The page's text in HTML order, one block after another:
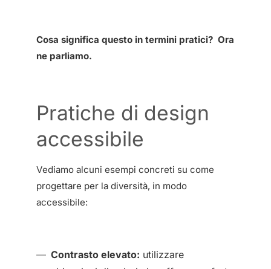
Cosa significa questo in termini pratici? Ora
ne parliamo.
Pratiche di design
accessibile
Vediamo alcuni esempi concreti su come
progettare per la diversità, in modo
accessibile:
Contrasto elevato: utilizzare